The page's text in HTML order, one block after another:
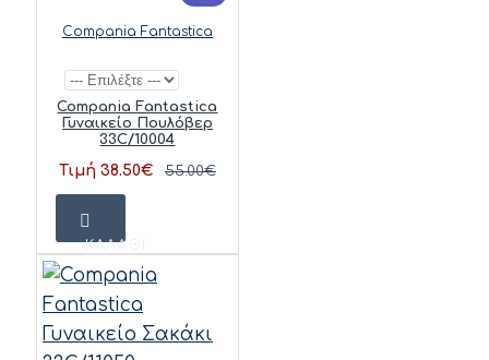
Compania Fantastica
Compania Fantastica
Γυναικείο Πουλόβερ
33C/10004
Τιμή 38.50€ 55.00€
ΚΑΛΆΘΙ